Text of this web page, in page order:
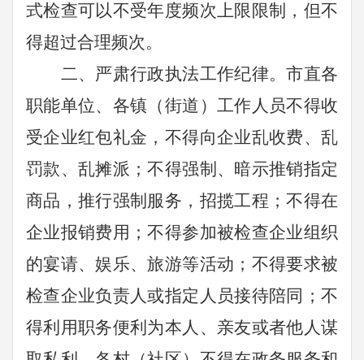
式检查可以不受年度频次上限限制，但不
得超过合理频次。
二、严肃行政执法工作纪律。市直各
职能单位、各镇（街道）工作人员不得收
受企业红包礼金，不得向企业乱收费、乱
罚款、乱摊派；不得强制、暗示推销指定
商品，推行强制服务，招揽工程；不得在
企业报销费用；不得参加被检查企业组织
的宴请、娱乐、旅游等活动；不得要求被
检查企业负责人或指定人员接待陪同；不
得利用职务便利为本人、亲友或者他人谋